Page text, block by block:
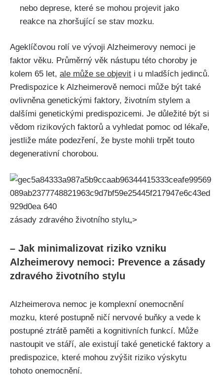
nebo deprese, které se mohou projevit jako
reakce na zhoršující se stav mozku.
Ageklíčovou rolí ve vývoji Alzheimerovy nemoci je
faktor věku. Průměrný věk nástupu této choroby je
kolem 65 let, ale může se objevit i u mladších jedinců.
Predispozice k Alzheimerově nemoci může být také
ovlivněna genetickými faktory, životním stylem a
dalšími genetickými predispozicemi. Je důležité být si
vědom rizikových faktorů a vyhledat pomoc od lékaře,
jestliže máte podezření, že byste mohli trpět touto
degenerativní chorobou.
zásady zdravého životního stylu„>
– Jak minimalizovat riziko vzniku
Alzheimerovy nemoci: Prevence a zásady
zdravého životního stylu
Alzheimerova nemoc je komplexní onemocnění
mozku, které postupně ničí nervové buňky a vede k
postupné ztrátě paměti a kognitivních funkcí. Může
nastoupit ve stáří, ale existují také genetické faktory a
predispozice, které mohou zvýšit riziko výskytu
tohoto onemocnění.